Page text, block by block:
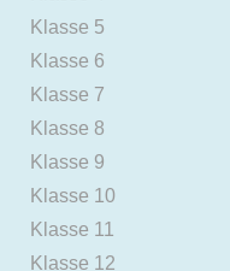
Klasse 5
Klasse 6
Klasse 7
Klasse 8
Klasse 9
Klasse 10
Klasse 11
Klasse 12